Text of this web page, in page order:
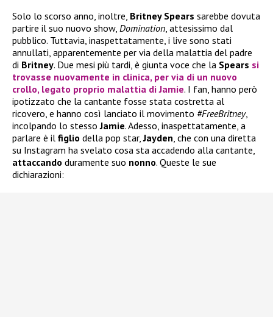
Solo lo scorso anno, inoltre, Britney Spears sarebbe dovuta
partire il suo nuovo show, Domination, attesissimo dal
pubblico. Tuttavia, inaspettatamente, i live sono stati
annullati, apparentemente per via della malattia del padre
di Britney. Due mesi più tardi, è giunta voce che la Spears si
trovasse nuovamente in clinica, per via di un nuovo
crollo, legato proprio malattia diJamie. I fan, hanno però
ipotizzato che la cantante fosse stata costretta al
ricovero, e hanno così lanciato il movimento #FreeBritney,
incolpando lo stessoJamie. Adesso, inaspettatamente, a
parlare è il figlio della pop star,Jayden, che con una diretta
su Instagram ha svelato cosa sta accadendo alla cantante,
attaccando duramente suo nonno. Queste le sue
dichiarazioni: